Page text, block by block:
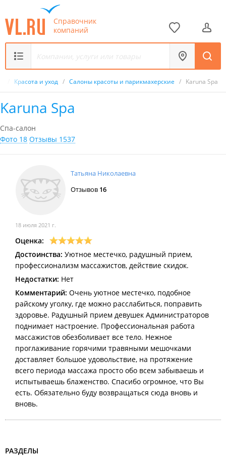
Справочник
компаний
Красота и уход / Салоны красоты и парикмахерские / Karuna Spa
Karuna Spa
Спа-салон
Фото 18 Отзывы 1537
Татьяна Николаевна
Отзывов 16
18 июля 2021 г.
Оценка:
Достоинства: Уютное местечко, радушный прием,
профессионализм массажистов, действие скидок.
Недостатки: Нет
Комментарий: Очень уютное местечко, подобное
райскому уголку, где можно расслабиться, поправить
здоровье. Радушный прием девушек Администраторов
поднимает настроение. Профессиональная работа
массажистов обезболивает все тело. Нежное
проглаживание горячими травяными мешочками
доставляет большое удовольствие, на протяжение
всего периода массажа просто обо всем забываешь и
испытываешь блаженство. Спасибо огромное, что Вы
есть. Обязательно буду возвращаться сюда вновь и
вновь.
РАЗДЕЛЫ